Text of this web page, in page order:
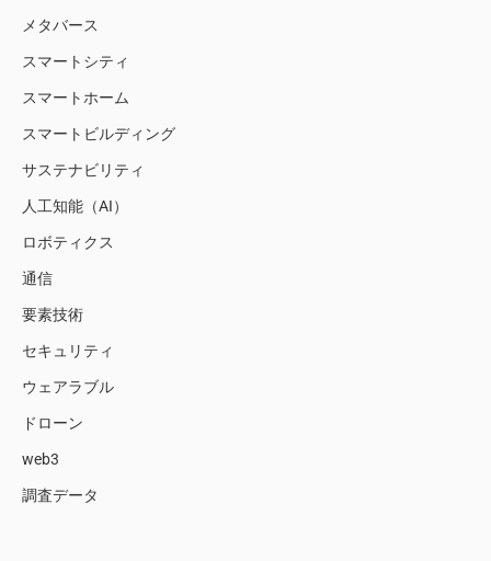
メタバース
スマートシティ
スマートホーム
スマートビルディング
サステナビリティ
人工知能（AI）
ロボティクス
通信
要素技術
セキュリティ
ウェアラブル
ドローン
web3
調査データ